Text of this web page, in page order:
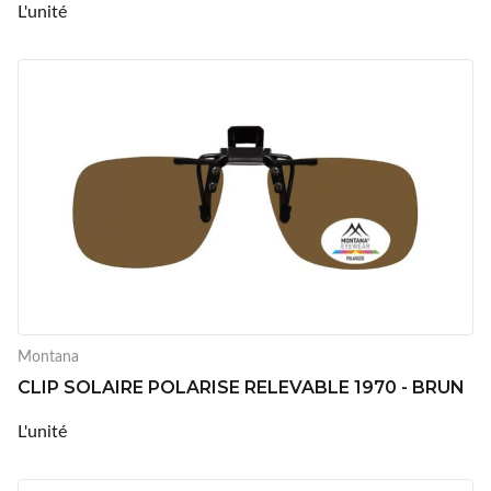
L'unité
Montana
CLIP SOLAIRE POLARISE RELEVABLE 1970 - BRUN
L'unité